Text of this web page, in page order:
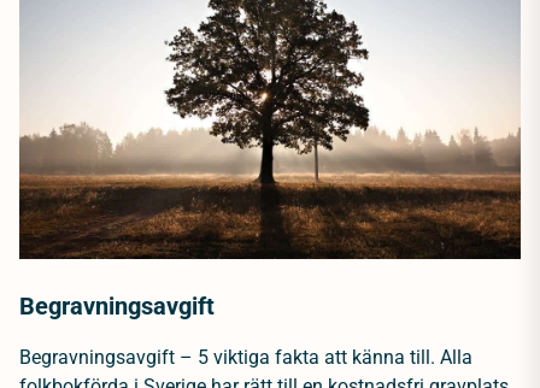
Begravningsavgift
Begravningsavgift – 5 viktiga fakta att känna till. Alla